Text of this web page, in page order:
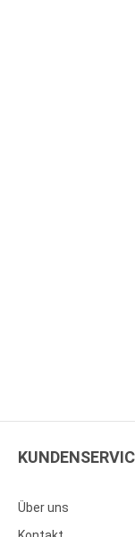
Über uns